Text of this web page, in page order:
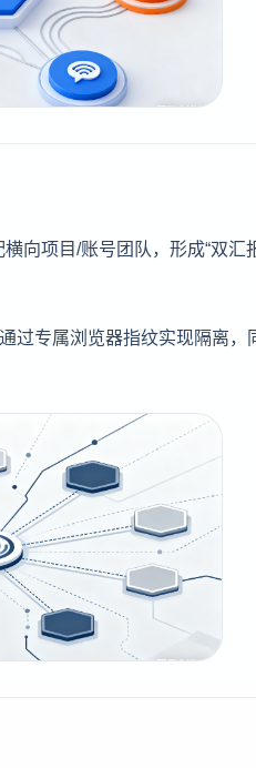
向项目/账号团队，形成“双汇
过专属浏览器指纹实现隔离